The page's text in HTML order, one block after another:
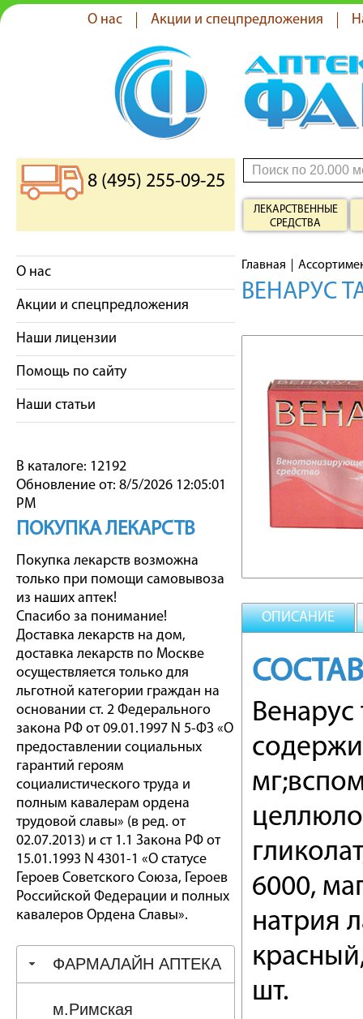
О нас Акции и спецпредложения
8 (495) 255-09-25
ЛЕКАРСТВЕННЫЕ
СРЕДСТВА
О нас
Акции и спецпредложения
Наши лицензии
Помощь по сайту
Наши статьи
В каталоге: 12192
Обновление от: 8/5/2026 12:05:01
PM
ПОКУПКА ЛЕКАРСТВ
Покупка лекарств возможна
только при помощи самовывоза
из наших аптек!
Спасибо за понимание!
Доставка лекарств на дом,
доставка лекарств по Москве
осуществляется только для
льготной категории граждан на
основании ст. 2 Федерального
закона РФ от 09.01.1997 N 5-ФЗ «О
предоставлении социальных
гарантий героям
социалистического труда и
полным кавалерам ордена
трудовой славы» (в ред. от
02.07.2013) и ст 1.1 Закона РФ от
15.01.1993 N 4301-1 «О статусе
Героев Советского Союза, Героев
Российской Федерации и полных
кавалеров Ордена Славы».
ФАРМАЛАЙН АПТЕКА
м.Римская
Главная
ВЕНАРУС
ОПИСАНИЕ
6000,
натрия
шт.